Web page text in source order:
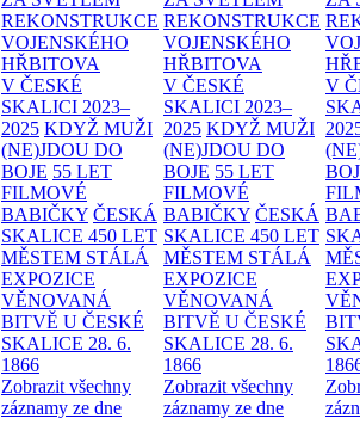
REKONSTRUKCE
VOJENSKÉHO
HŘBITOVA
V ČESKÉ
SKALICI 2023–
2025 KDYŽ MUŽI
(NE)JDOU DO
BOJE 55 LET
FILMOVÉ
BABIČKY ČESKÁ
SKALICE 450 LET
MĚSTEM STÁLÁ
EXPOZICE
VĚNOVANÁ
BITVĚ U ČESKÉ
SKALICE 28. 6.
1866
Zobrazit všechny
záznamy ze dne
REKONSTRUKCE
VOJENSKÉHO
HŘBITOVA
V ČESKÉ
SKALICI 2023–
2025 KDYŽ MUŽI
(NE)JDOU DO
BOJE 55 LET
FILMOVÉ
BABIČKY ČESKÁ
SKALICE 450 LET
MĚSTEM STÁLÁ
EXPOZICE
VĚNOVANÁ
BITVĚ U ČESKÉ
SKALICE 28. 6.
1866
Zobrazit všechny
záznamy ze dne
V